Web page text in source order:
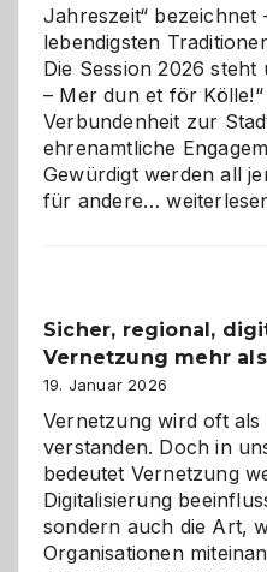
Jahreszeit“ bezeichnet
lebendigsten
Die Session 2026
– Mer dun et för
Verbundenheit zur
ehrenamtliche
Gewürdigt werden all
für andere…Kölner
ein
dreifaches
Alaaf!
Sicher, regional,
Vernetzung mehr
19. Januar 2026
Vernetzung wird oft
verstanden. Doch in
bedeutet Vernetzung
Digitalisierung
sondern auch die Art,
Organisationen